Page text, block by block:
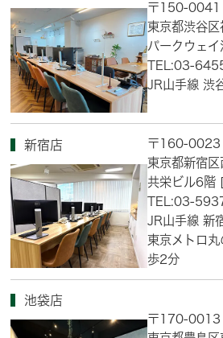
〒150-0041
東京都渋谷
パークウェ
TEL:03-
JR山手線 渋
新宿店
〒160-0023
東京都新宿
共栄ビル6階
TEL:03-
JR山手線 新
東京メトロ
歩2分
池袋店
〒170-0013